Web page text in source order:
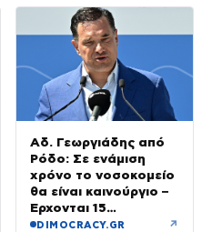
Αδ. Γεωργιάδης από
Ρόδο: Σε ενάμιση
χρόνο το νοσοκομείο
θα είναι καινούργιο –
Έρχονται 15
νοσηλευτές και
DIMOCRACY.GR ↗